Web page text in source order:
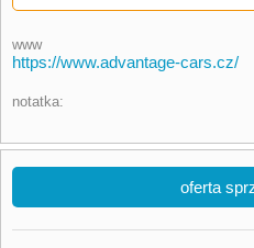
www
https://www.advantage-cars.cz/
notatka:
oferta